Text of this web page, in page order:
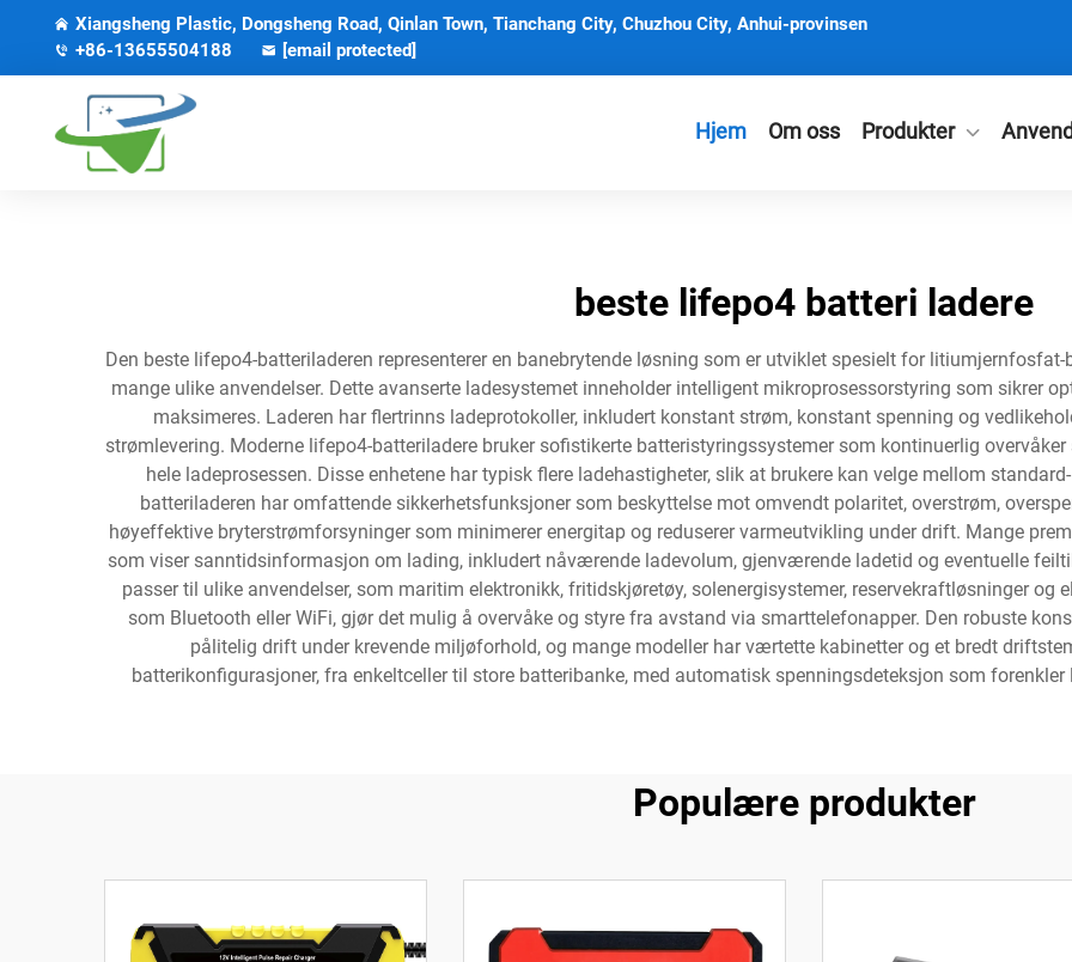
Xiangsheng Plastic, Dongsheng Road, Qinlan Town, Tianchang City, Chuzhou City, Anhui-provinsen
+86-13655504188
[email protected]
Hjem Om oss Produkter
beste lifepo4 batteri ladere
Den beste lifepo4-batteriladeren representerer en banebrytende løsning som er utviklet spesielt for
mange ulike anvendelser. Dette avanserte ladesystemet inneholder intelligent mikroprosessorstyring som sikrer
maksimeres. Laderen har flertrinns ladeprotokoller, inkludert konstant strøm, konstant spenning og
strømlevering. Moderne lifepo4-batteriladere bruker sofistikerte batteristyringssystemer som kontinuerlig
hele ladeprosessen. Disse enhetene har typisk flere ladehastigheter, slik at brukere kan velge mellom
batteriladeren har omfattende sikkerhetsfunksjoner som beskyttelse mot omvendt polaritet, overstrøm,
høyeffektive bryterstrømforsyninger som minimerer energitap og reduserer varmeutvikling under drift. Mange
som viser sanntidsinformasjon om lading, inkludert nåværende ladevolum, gjenværende ladetid og eventuelle
passer til ulike anvendelser, som maritim elektronikk, fritidskjøretøy, solenergisystemer, reservekraftløsninger og
som Bluetooth eller WiFi, gjør det mulig å overvåke og styre fra avstand via smarttelefonapper. Den robuste
pålitelig drift under krevende miljøforhold, og mange modeller har værtette kabinetter og et bredt
batterikonfigurasjoner, fra enkeltceller til store batteribanke, med automatisk spenningsdeteksjon som
Populære produkter